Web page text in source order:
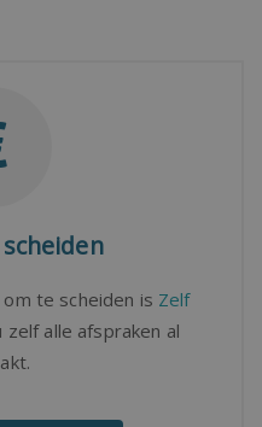
te scheiden is Zelf
zelf alle afspraken al